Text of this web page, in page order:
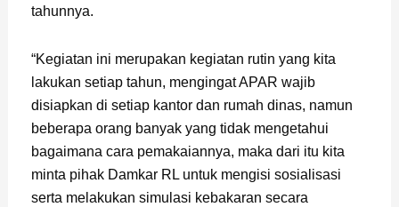
tahunnya.
“Kegiatan ini merupakan kegiatan rutin yang kita
lakukan setiap tahun, mengingat APAR wajib
disiapkan di setiap kantor dan rumah dinas, namun
beberapa orang banyak yang tidak mengetahui
bagaimana cara pemakaiannya, maka dari itu kita
minta pihak Damkar RL untuk mengisi sosialisasi
serta melakukan simulasi kebakaran secara